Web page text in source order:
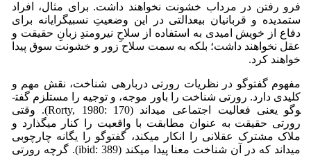
فرو رفتن در مرداب خشونت نخواهند داشت. برای مثال، افراد
ستم­دیده و قربانیان بی­عدالتی در این وضعیتِ نسبی­گرایانه برای
دفاع از خویش امیدی به استفاده از سلاحِ نیرومندِ زبانِ حقیقت و
عقل نخواهند داشت؛ بلکه به سمت سلاح زور و خشونت سوق پیدا
خواهند کرد.
مفهوم گفت­وگو در نظریات رورتی درباره­ی شناخت، نقش مهم و
کلیدی دارد. رورتی شناخت را باور موجه، و توجیه را مستلزم گفت­
وگو یعنی فعالیت اجتماعی می­داند (Rorty, 1980: 170). وقتی
رورتی حقیقت به عنوان مطابقت با واقعیت را کنار می­گذارد و
ملاک مشترک عقلانی را انکار می­کند، گفت­وگو را یگانه چارچوبی
می­داند که در آن شناخت معنا پیدا می­کند (ibid: 389). گرچه رورتی